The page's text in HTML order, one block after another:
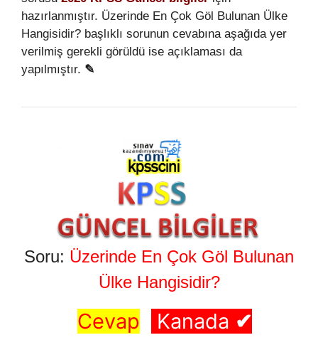
hazırlanmıştır. Üzerinde En Çok Göl Bulunan Ülke
Hangisidir? başlıklı sorunun cevabına aşağıda yer
verilmiş gerekli görüldü ise açıklaması da
yapılmıştır. ✎
Soru: Üzerinde En Çok Göl Bulunan
Ülke Hangisidir?
Cevap Kanada ✔